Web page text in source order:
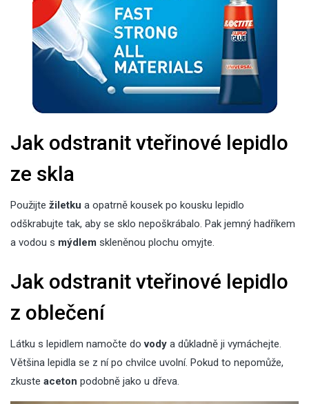
Jak odstranit vteřinové lepidlo
ze skla
Použijte žiletku a opatrně kousek po kousku lepidlo
odškrabujte tak, aby se sklo nepoškrábalo. Pak jemný hadříkem
a vodou s mýdlem skleněnou plochu omyjte.
Jak odstranit vteřinové lepidlo
z oblečení
Látku s lepidlem namočte dovody a důkladně ji vymáchejte.
Většina lepidla se z ní po chvilce uvolní. Pokud to nepomůže,
zkuste aceton podobně jako u dřeva.